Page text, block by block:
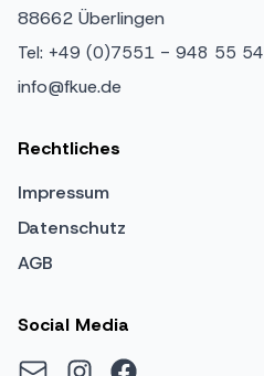
88662 Überlingen
Tel: +49 (0)7551 - 948 55 54
info@fkue.de
Rechtliches
Impressum
Datenschutz
AGB
Social Media